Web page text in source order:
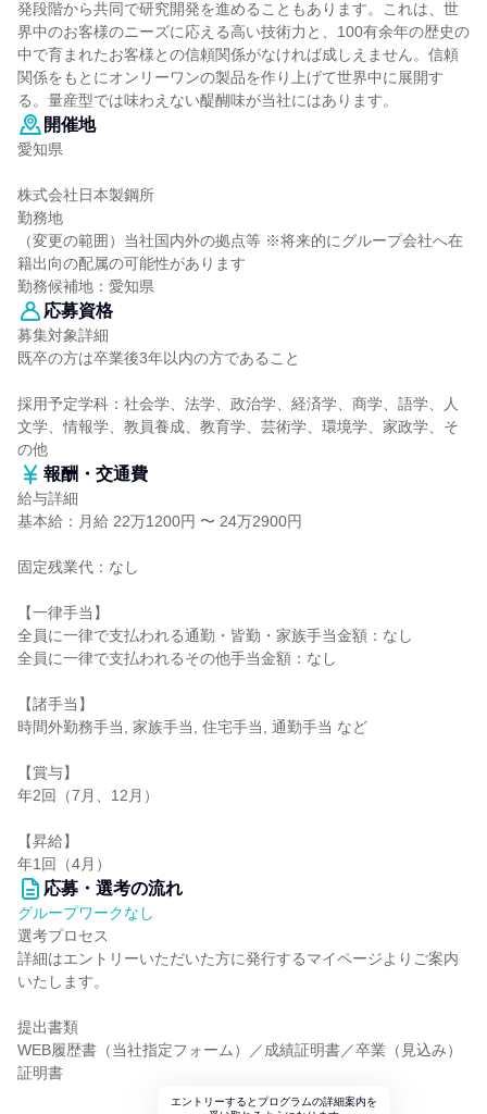
発段階から共同で研究開発を進めることもあります。これは、世
界中のお客様のニーズに応える高い技術力と、100有余年の歴史の
中で育まれたお客様との信頼関係がなければ成しえません。信頼
関係をもとにオンリーワンの製品を作り上げて世界中に展開す
る。量産型では味わえない醍醐味が当社にはあります。
開催地
愛知県
株式会社日本製鋼所
勤務地
（変更の範囲）当社国内外の拠点等 ※将来的にグループ会社へ在
籍出向の配属の可能性があります
勤務候補地：愛知県
応募資格
募集対象詳細
既卒の方は卒業後3年以内の方であること
採用予定学科：社会学、法学、政治学、経済学、商学、語学、人
文学、情報学、教員養成、教育学、芸術学、環境学、家政学、そ
の他
報酬・交通費
給与詳細
基本給：月給 22万1200円 〜 24万2900円
固定残業代：なし
【一律手当】
全員に一律で支払われる通勤・皆勤・家族手当金額：なし
全員に一律で支払われるその他手当金額：なし
【諸手当】
時間外勤務手当, 家族手当, 住宅手当, 通勤手当 など
【賞与】
年2回（7月、12月）
【昇給】
年1回（4月）
応募・選考の流れ
グループワークなし
選考プロセス
詳細はエントリーいただいた方に発行するマイページよりご案内
いたします。
提出書類
WEB履歴書（当社指定フォーム）／成績証明書／卒業（見込み）
証明書
エントリーするとプログラムの詳細案内を